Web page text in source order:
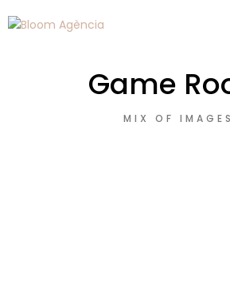
Game
MIX OF IMAGES